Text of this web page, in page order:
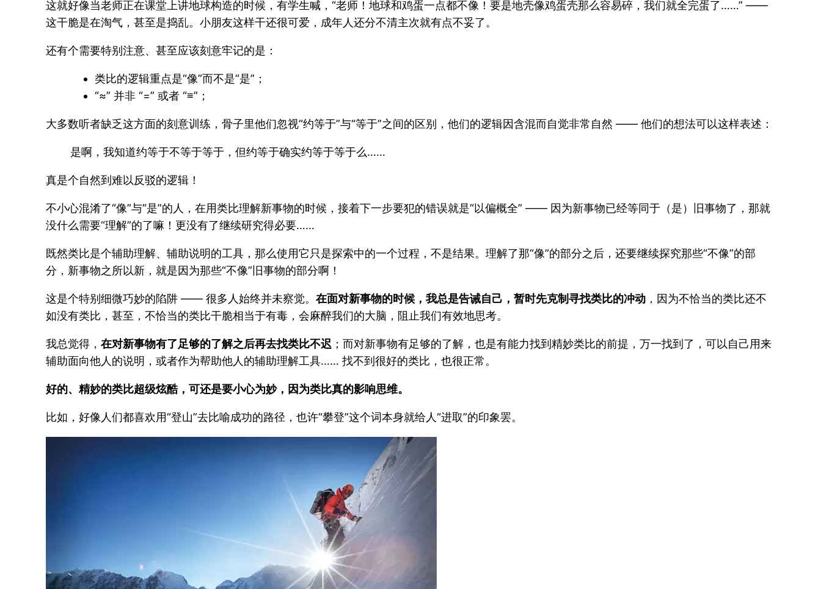
这就好像当老师正在课堂上讲地球构造的时候，有学生喊，“老师！地球和鸡蛋一点都不像！要是地壳像鸡蛋壳那么容易碎，我们就全完蛋了……” ——
这干脆是在淘气，甚至是捣乱。小朋友这样干还很可爱，成年人还分不清主次就有点不妥了。
还有个需要特别注意、甚至应该刻意牢记的是：
类比的逻辑重点是“像”而不是“是”；
“≈” 并非 “=” 或者 “≡”；
大多数听者缺乏这方面的刻意训练，骨子里他们忽视“约等于”与“等于”之间的区别，他们的逻辑因含混而自觉非常自然 —— 他们的想法可以这样表述：
是啊，我知道约等于不等于等于，但约等于确实约等于等于么……
真是个自然到难以反驳的逻辑！
不小心混淆了“像”与“是”的人，在用类比理解新事物的时候，接着下一步要犯的错误就是“以偏概全” —— 因为新事物已经等同于（是）旧事物了，那就
没什么需要“理解”的了嘛！更没有了继续研究得必要……
既然类比是个辅助理解、辅助说明的工具，那么使用它只是探索中的一个过程，不是结果。理解了那“像”的部分之后，还要继续探究那些“不像”的部
分，新事物之所以新，就是因为那些“不像”旧事物的部分啊！
这是个特别细微巧妙的陷阱 —— 很多人始终并未察觉。在面对新事物的时候，我总是告诫自己，暂时先克制寻找类比的冲动 ，因为不恰当的类比还不
如没有类比，甚至，不恰当的类比干脆相当于有毒，会麻醉我们的大脑，阻止我们有效地思考。
我总觉得，在对新事物有了足够的了解之后再去找类比不迟 ；而对新事物有足够的了解，也是有能力找到精妙类比的前提，万一找到了，可以自己用来
辅助面向他人的说明，或者作为帮助他人的辅助理解工具…… 找不到很好的类比，也很正常。
好的、精妙的类比超级炫酷，可还是要小心为妙，因为类比真的影响思维。
比如，好像人们都喜欢用“登山”去比喻成功的路径，也许“攀登”这个词本身就给人“进取”的印象罢。